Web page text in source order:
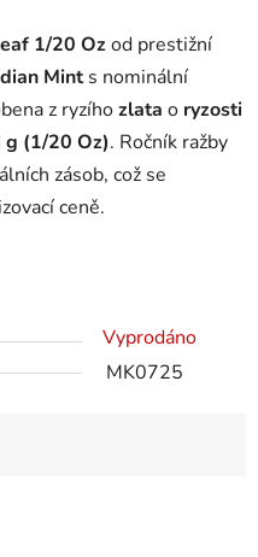
1/20 Ozod prestižní
Mints nominální
z ryzíhozlata o ryzosti
g (1/20 Oz). Ročník ražby
zásob, což se
ceně.
Vyprodáno
MK0725